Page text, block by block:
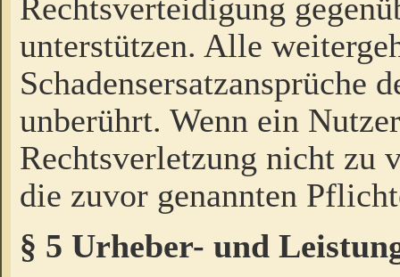
Rechtsverteidigung
unterstützen. Alle
Schadensersatzansprüche
unberührt. Wenn ein
Rechtsverletzung nicht zu
die zuvor genannten
§ 5 Urheber- und